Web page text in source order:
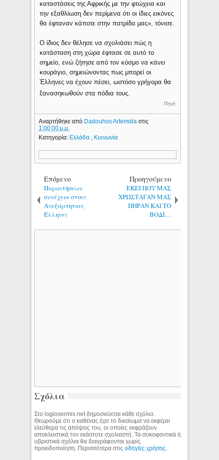
καταστάσεις της Αφρικής με την φτώχεια και
την εξαθλίωση δεν περίμενα ότι οι ίδιες εικόνες
θα έφταναν κάποτε στην πατρίδα μας», τόνισε.
Ο ίδιος δεν θέλησε να σχολιάσει πώς η
κατάσταση στη χώρα έφτασε σε αυτό το
σημείο, ενώ ζήτησε από τον κόσμο να κάνει
κουράγιο, σημειώνοντας πως μπορεί οι
Έλληνες να έχουν πέσει, ωστόσο γρήγορα θα
ξανασηκωθούν στα πόδια τους.
Πηγή
Αναρτήθηκε από Dadouhos Artemidaστις
1:00:00 μ.μ.
Κατηγορία: Ελλάδα Κοινωνία
Επόμενο
Παραιτήσεων
συνέχεια στους
Ανεξάρτητους
Έλληνες
Προηγούμενο
ΕΚΕΙ ΠΟΥ ΜΑΣ
ΧΡΩΣΤΑΓΑΝ ΜΑΣ
ΠΗΡΑΝ ΚΑΙ ΤΟ
ΒΟΔΙ…
Σχόλια
Στο logiosermis.net δημοσιεύεται κάθε σχόλιο.
Θεωρούμε ότι ο καθένας έχει το δικαίωμα να εκφέρει
ελεύθερα τις απόψεις του, οι οποίες εκφράζουν
αποκλειστικά τον εκάστοτε σχολιαστή. Τα συκοφαντικά ή
υβριστικά σχόλια θα διαγράφονται χωρίς
προειδοποίηση. Περισσότερα στιςοδηγίες χρήσης